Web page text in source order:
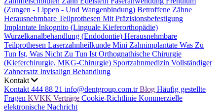
(Zungen - Lippen - Und Wangenbindung) Betroffene Zähne
Herausnehmbare Teilprothesen Mit Präzisionsbefestigung
Implantate Inkognito (Linguale Kieferorthopädie)
Wurzelkanalbehandlung (Endodontie) Herausnehmbare
Teilprothesen Laserzahnheilkunde Mini Zahnimplantate Was Zu
Tun Ist, Was Nicht Zu Tun Ist Orthognathische Chirurgie
(Kieferchirurgie, MKG-Chirurgie) Sportzahnmedizin Vollständiger
Zahnersatz Invisalign Behandlung
Kontakt
Kontakt 444 88 21 info@dentgroup.com.tr Blog Häufig gestellte
Fragen KVKK Verträge Cookie-Richtlinie Kommerzielle
elektronische Nachricht